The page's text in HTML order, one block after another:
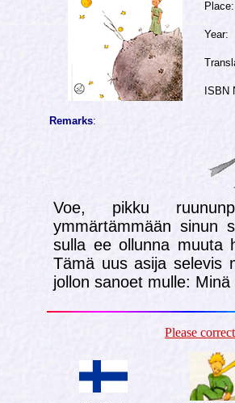
Place:
Year:
ISBN
Remarks:
Voe, pikku
ymmärtämmään sinun
sulla ee ollunna muuta
Tämä uus asija selevis
jollon sanoet mulle:
Please